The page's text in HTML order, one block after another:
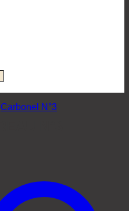
Carbonel N°3